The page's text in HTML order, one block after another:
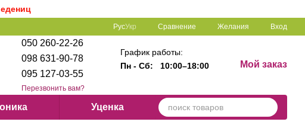
РусУкр Сравнение Желания Вход
050 260-22-26
098 631-90-78
095 127-03-55
Перезвонить вам?
График работы:
Пн - Сб:
10:00–18:00 Мой заказ
Уценка